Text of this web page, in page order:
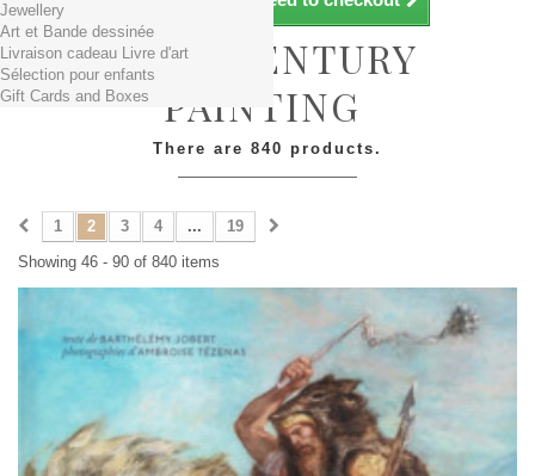
Jewellery
Art et Bande dessinée
Livraison cadeau Livre d'art
Sélection pour enfants
Gift Cards and Boxes
19TH CENTURY
PAINTING
There are 840 products.
1 2 3 4 ...
19
Showing 46 - 90 of 840 items